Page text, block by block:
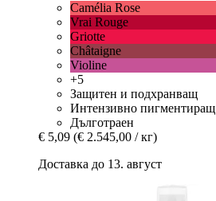
Camélia Rose
Vrai Rouge
Griotte
Châtaigne
Violine
+5
Защитен и подхранващ
Интензивно пигментиращ
Дълготраен
€ 5,09 (€ 2.545,00 / кг)
Доставка до 13. август